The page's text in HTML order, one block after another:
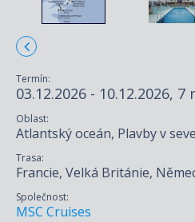
Termín:
03.12.2026 - 10.12.2026, 7
Oblast:
Atlantský oceán, Plavby v
Trasa:
Francie, Velká Británie,
Společnost:
MSC Cruises